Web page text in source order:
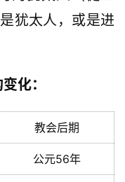
犹太人，或是进
化：
教会后期
公元56年